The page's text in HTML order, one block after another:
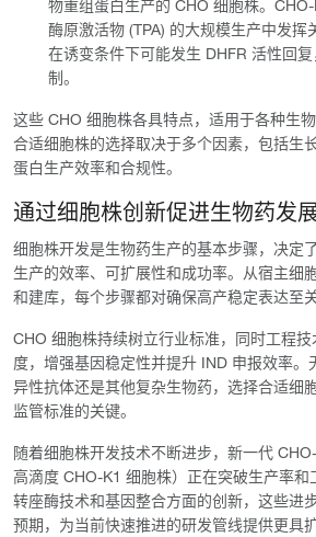
物重组蛋白生产的 CHO 细胞株。
酶原激活物 (TPA) 的大规模生产中发挥
在诱变条件下可能发生 DHFR 活性回
制。
这些 CHO 细胞株各具特点，适用于各种生
合适细胞株的选择取决于多个因素，包括生
蛋白生产效率和合规性。
通过细胞株创新促进生物药发
细胞株开发是生物药生产的基本步骤，决定
生产的效率、可扩展性和成功率。从宿主细
和建库，每个步骤都对确保高产稳定表达至关
CHO 细胞株持续树立行业标准，同时工程技
度，增强基因稳定性并提升 IND 申报效率。
异性抗体还是其他复杂生物药，选择合适细
监管标准的关键。
随着细胞株开发技术不断进步，新一代
高滴度 CHO-K1 细胞株）正在突破生产率和
转座酶技术和基因整合方面的创新，这些进
预期，为当前快速推进的研发管线提供更具